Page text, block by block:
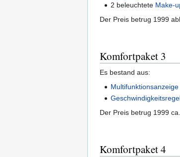
2 beleuchtete Make-
Der Preis betrug 1999
Komfortpaket 3
Es bestand aus:
Multifunktionsanzeige
Der Preis betrug 1999
Komfortpaket 4